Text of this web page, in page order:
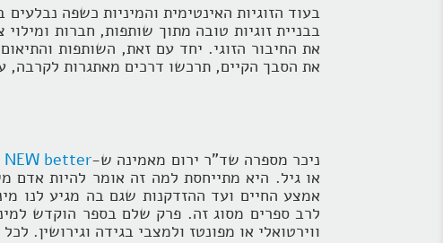
בעוד הזוגיות האינטימית והמיניות כשפה
בבניית זוגיות טובה מתוך שותפות, חברות
את החיבור הזוגי. יחד עם זאת, השותפות
את הסבך הקיים, תרכשו דרכים מאתגרות לקרבה,
ניכר מספרה שד"ר ירום מאמינה ש-better
או גיל. היא מתייחסת למה זה אומר להיות אדם
אמצע החיים ועד ההזדקנות שגם בה מגיע לנו
לרב ספרים מסוג זה. פרק שלם בספר הוקדש
ווירטואלי או מפונטז ולמצבי בגידה וגירושין.